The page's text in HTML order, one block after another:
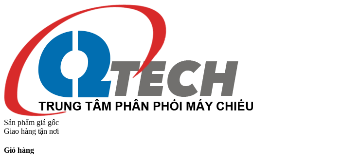
Sản phẩm giá gốc
Giao hàng tận nơi
Giỏ hàng